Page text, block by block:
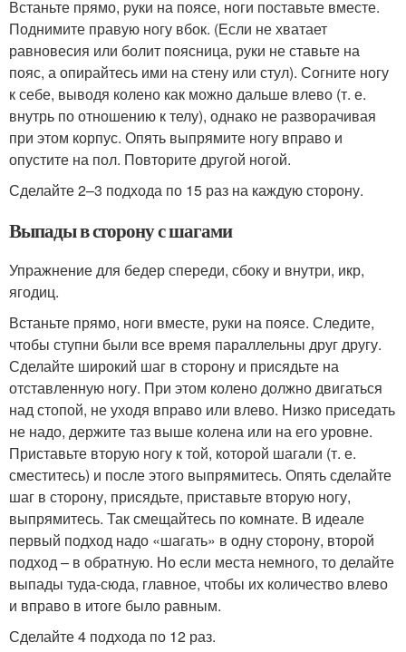
Встаньте прямо, руки на поясе, ноги поставьте вместе.
Поднимите правую ногу вбок. (Если не хватает
равновесия или болит поясница, руки не ставьте на
пояс, а опирайтесь ими на стену или стул). Согните ногу
к себе, выводя колено как можно дальше влево (т. е.
внутрь по отношению к телу), однако не разворачивая
при этом корпус. Опять выпрямите ногу вправо и
опустите на пол. Повторите другой ногой.
Сделайте 2–3 подхода по 15 раз на каждую сторону.
Выпады в сторону с шагами
Упражнение для бедер спереди, сбоку и внутри, икр,
ягодиц.
Встаньте прямо, ноги вместе, руки на поясе. Следите,
чтобы ступни были все время параллельны друг другу.
Сделайте широкий шаг в сторону и присядьте на
отставленную ногу. При этом колено должно двигаться
над стопой, не уходя вправо или влево. Низко приседать
не надо, держите таз выше колена или на его уровне.
Приставьте вторую ногу к той, которой шагали (т. е.
сместитесь) и после этого выпрямитесь. Опять сделайте
шаг в сторону, присядьте, приставьте вторую ногу,
выпрямитесь. Так смещайтесь по комнате. В идеале
первый подход надо «шагать» в одну сторону, второй
подход – в обратную. Но если места немного, то делайте
выпады туда-сюда, главное, чтобы их количество влево
и вправо в итоге было равным.
Сделайте 4 подхода по 12 раз.